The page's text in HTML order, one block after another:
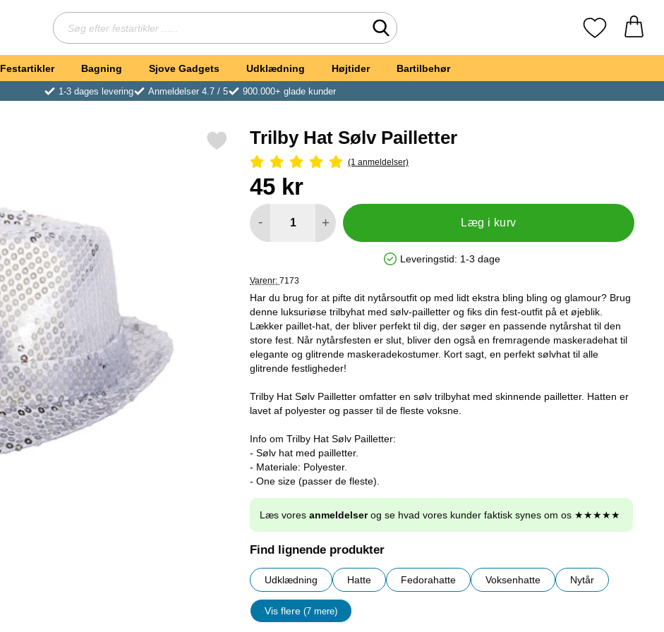
Søg
Foretag søgning Mine favoritter
Festartikler Bagning Sjove Gadgets Udklædning Højtider Bartilbehør
1-3 dages levering Anmeldelser 4.7 / 5
900.000+ glade kunder
Markér trilby Hat Sølv Pailletter som favoritTrilby Hat Sølv Pailletter
Anmeldelser: 5 Stjerne, Spring til alle anmeldelser
(1 anmeldelser)
pris
45 kr
- + Læg i kurv
Produkttilgængelighed: På lager
Leveringstid: 1-3 dage
Varenr: 7173
Har du brug for at pifte dit nytårsoutfit op med lidt ekstra bling bling og glamour? Brug
denne luksuriøse trilbyhat med sølv-pailletter og fiks din fest-outfit på et øjeblik.
Lækker paillet-hat, der bliver perfekt til dig, der søger en passende nytårshat til den
store fest. Når nytårsfesten er slut, bliver den også en fremragende maskeradehat til
elegante og glitrende maskeradekostumer. Kort sagt, en perfekt sølvhat til alle
glitrende festligheder!
Trilby Hat Sølv Pailletter omfatter en sølv trilbyhat med skinnende pailletter. Hatten er
lavet af polyester og passer til de fleste voksne.
Info om Trilby Hat Sølv Pailletter:
- Sølv hat med pailletter.
- Materiale: Polyester.
- One size (passer de fleste).
Læs vores anmeldelserog se hvad vores kunder faktisk synes om os ★★★★★
Find lignende produkter
Udklædning Hatte Fedorahatte Voksenhatte Nytår
Vis flere (7 mere)
Egenskaper